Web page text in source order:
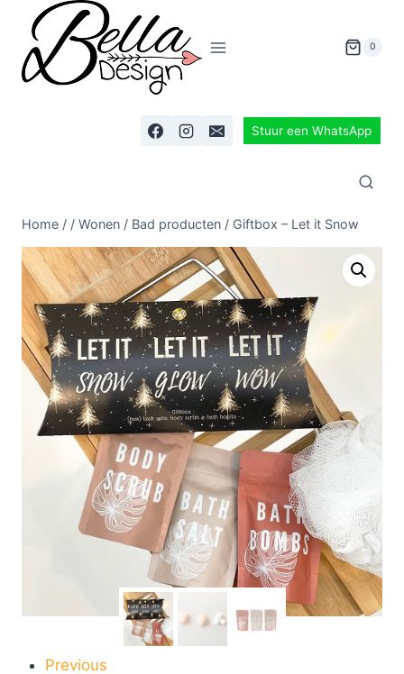
0
Stuur een WhatsApp
Home / / Wonen / Bad producten / Giftbox – Let it Snow
Previous